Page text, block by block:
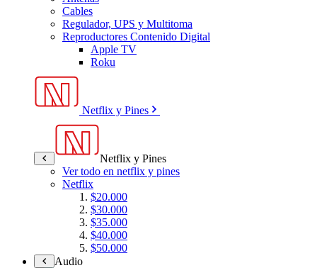
Cables
Regulador, UPS y Multitoma
Reproductores Contenido Digital
Apple TV
Roku
Netflix y Pines
Netflix y Pines
Ver todo en netflix y pines
Netflix
$20.000
$30.000
$35.000
$40.000
$50.000
Audio